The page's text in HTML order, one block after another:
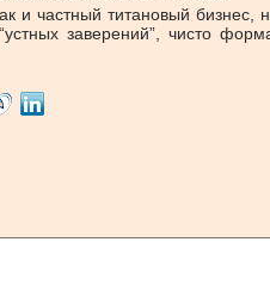
и частный титановый
заверений”, чисто